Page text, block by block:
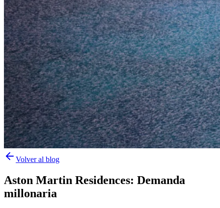
Volver al blog
Aston Martin Residences: Demanda
millonaria